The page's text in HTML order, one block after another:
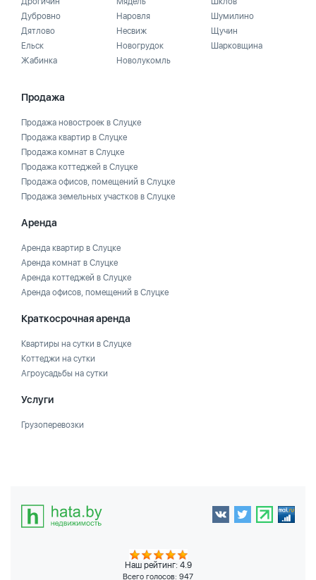
Дубровно
Дятлово
Ельск
Жабинка
Наровля
Несвиж
Новогрудок
Новолукомль
Шумилино
Щучин
Шарковщина
Продажа
Продажа новостроек в Слуцке
Продажа квартир в Слуцке
Продажа комнат в Слуцке
Продажа коттеджей в Слуцке
Продажа офисов, помещений в Слуцке
Продажа земельных участков в Слуцке
Аренда
Аренда квартир в Слуцке
Аренда комнат в Слуцке
Аренда коттеджей в Слуцке
Аренда офисов, помещений в Слуцке
Краткосрочная аренда
Квартиры на сутки в Слуцке
Коттеджи на сутки
Агроусадьбы на сутки
Услуги
Грузоперевозки
Наш рейтинг: 4.9
Всего голосов: 947